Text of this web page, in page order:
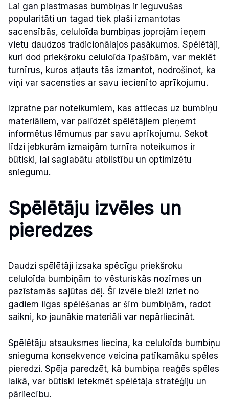
Lai gan plastmasas bumbiņas ir ieguvušas
popularitāti un tagad tiek plaši izmantotas
sacensībās, celuloīda bumbiņas joprojām ieņem
vietu daudzos tradicionālajos pasākumos. Spēlētāji,
kuri dod priekšroku celuloīda īpašībām, var meklēt
turnīrus, kuros atļauts tās izmantot, nodrošinot, ka
viņi var sacensties ar savu iecienīto aprīkojumu.
Izpratne par noteikumiem, kas attiecas uz bumbiņu
materiāliem, var palīdzēt spēlētājiem pieņemt
informētus lēmumus par savu aprīkojumu. Sekot
līdzi jebkurām izmaiņām turnīra noteikumos ir
būtiski, lai saglabātu atbilstību un optimizētu
sniegumu.
Spēlētāju izvēles un
pieredzes
Daudzi spēlētāji izsaka spēcīgu priekšroku
celuloīda bumbiņām to vēsturiskās nozīmes un
pazīstamās sajūtas dēļ. Šī izvēle bieži izriet no
gadiem ilgas spēlēšanas ar šīm bumbiņām, radot
saikni, ko jaunākie materiāli var nepārliecināt.
Spēlētāju atsauksmes liecina, ka celuloīda bumbiņu
snieguma konsekvence veicina patīkamāku spēles
pieredzi. Spēja paredzēt, kā bumbiņa reaģēs spēles
laikā, var būtiski ietekmēt spēlētāja stratēģiju un
pārliecību.